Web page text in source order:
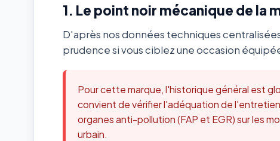
1. Le point noir mécanique de
D'après nos données techniques
prudence si vous ciblez une occasion
Pour cette marque, l'historique général est
convient de vérifier l'adéquation de
organes anti-pollution (FAP et EGR) sur les
urbain.